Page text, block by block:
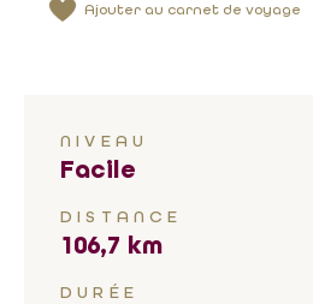
Ajouter au carnet de voyage
NIVEAU
Facile
DISTANCE
106,7 km
DURÉE